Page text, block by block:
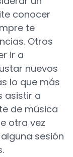
conocer
te
Otros
ir a
nuevos
lo que más
asistir a
de música
otra vez
sesión